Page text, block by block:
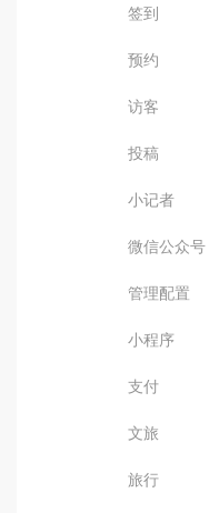
签到
预约
访客
投稿
小记者
微信公众号
管理配置
小程序
支付
文旅
旅行